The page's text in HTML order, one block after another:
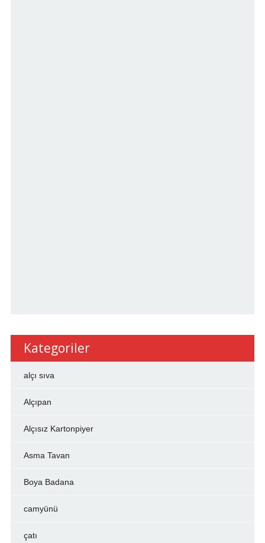
Kategoriler
alçı sıva
Alçıpan
Alçısız Kartonpiyer
Asma Tavan
Boya Badana
camyünü
çatı